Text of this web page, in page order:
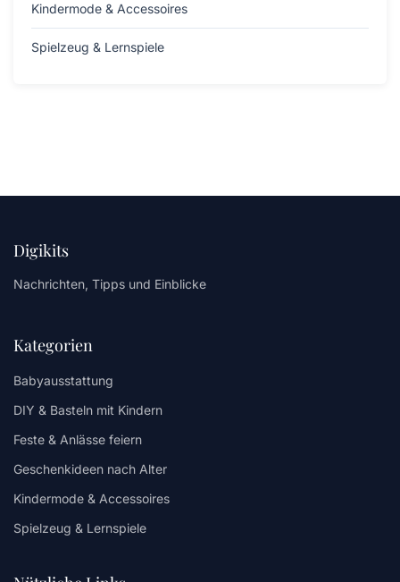
Kindermode & Accessoires
Spielzeug & Lernspiele
Digikits
Nachrichten, Tipps und Einblicke
Kategorien
Babyausstattung
DIY & Basteln mit Kindern
Feste & Anlässe feiern
Geschenkideen nach Alter
Kindermode & Accessoires
Spielzeug & Lernspiele